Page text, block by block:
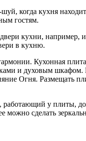
когда кухня
гостям.
кухни,
в кухню.
Кухонная
и духовым шкафом.
Огня. Размещать
работающий у плиты,
можно сделать